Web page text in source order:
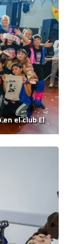
en el club El